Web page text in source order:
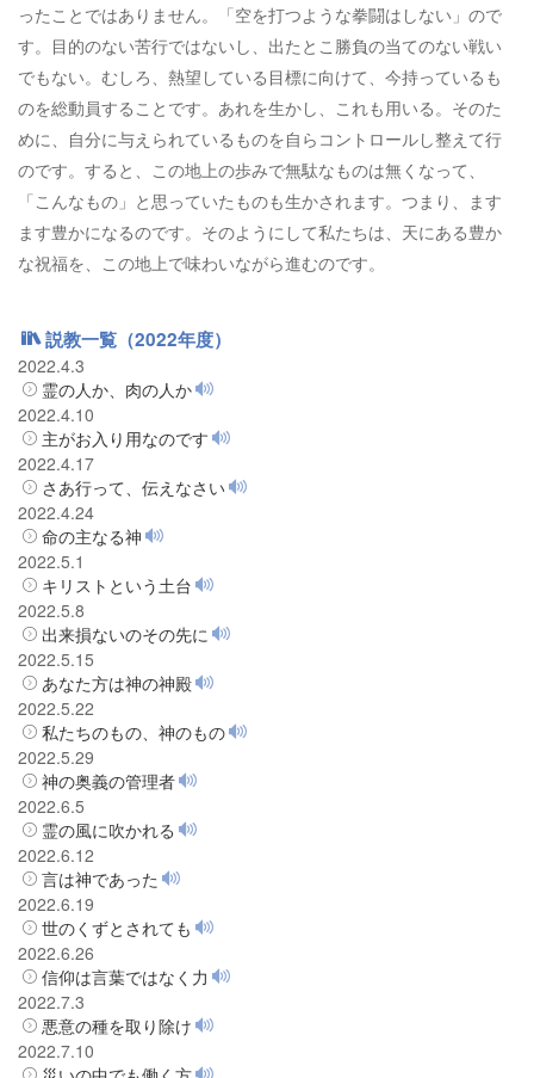
ったことではありません。「空を打つような拳闘はしない」ので
す。目的のない苦行ではないし、出たとこ勝負の当てのない戦い
でもない。むしろ、熱望している目標に向けて、今持っているも
のを総動員することです。あれを生かし、これも用いる。そのた
めに、自分に与えられているものを自らコントロールし整えて行
のです。すると、この地上の歩みで無駄なものは無くなって、
「こんなもの」と思っていたものも生かされます。つまり、ます
ます豊かになるのです。そのようにして私たちは、天にある豊か
な祝福を、この地上で味わいながら進むのです。
説教一覧（2022年度）
2022.4.3
霊の人か、肉の人か
2022.4.10
主がお入り用なのです
2022.4.17
さあ行って、伝えなさい
2022.4.24
命の主なる神
2022.5.1
キリストという土台
2022.5.8
出来損ないのその先に
2022.5.15
あなた方は神の神殿
2022.5.22
私たちのもの、神のもの
2022.5.29
神の奥義の管理者
2022.6.5
霊の風に吹かれる
2022.6.12
言は神であった
2022.6.19
世のくずとされても
2022.6.26
信仰は言葉ではなく力
2022.7.3
悪意の種を取り除け
2022.7.10